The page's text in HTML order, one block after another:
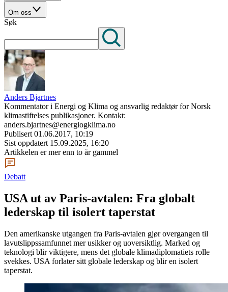
Om oss
Søk
Anders Bjartnes
Kommentator i Energi og Klima og ansvarlig redaktør for Norsk
klimastiftelses publikasjoner. Kontakt:
anders.bjartnes@energiogklima.no
Publisert 01.06.2017, 10:19
Sist oppdatert 15.09.2025, 16:20
Artikkelen er mer enn to år gammel
Debatt
USA ut av Paris-avtalen: Fra globalt
lederskap til isolert taperstat
Den amerikanske utgangen fra Paris-avtalen gjør overgangen til
lavutslippssamfunnet mer usikker og uoversiktlig. Marked og
teknologi blir viktigere, mens det globale klimadiplomatiets rolle
svekkes. USA forlater sitt globale lederskap og blir en isolert
taperstat.